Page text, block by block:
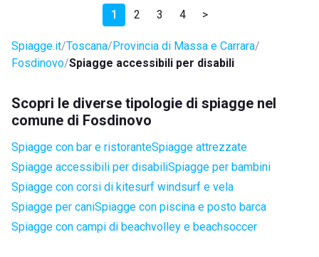
1 2 3 4 >
Spiagge.it Toscana Provincia di Massa e Carrara
Fosdinovo Spiagge accessibili per disabili
Scopri le diverse tipologie di spiagge nel
comune di Fosdinovo
Spiagge con bar e ristoranteSpiagge attrezzate
Spiagge accessibili per disabiliSpiagge per bambini
Spiagge con corsi di kitesurf windsurf e vela
Spiagge per caniSpiagge con piscina e posto barca
Spiagge con campi di beachvolley e beachsoccer